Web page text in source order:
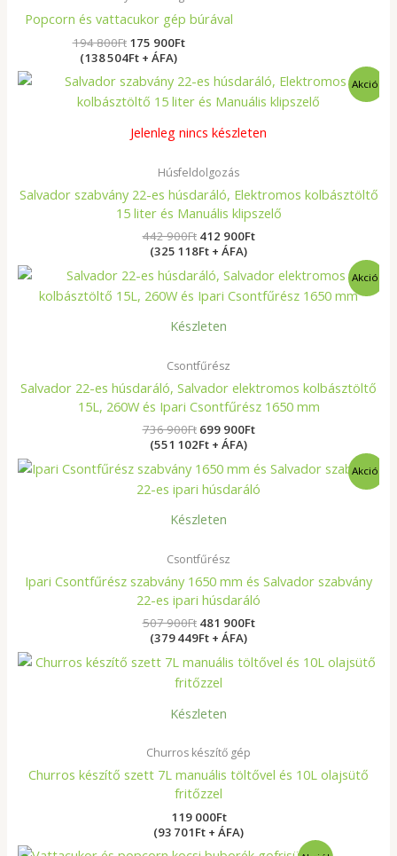
Popcorn és vattacukor gép búrával
194 800Ft 175 900Ft
(138 504Ft + ÁFA)
Akció!
Jelenleg nincs készleten
Húsfeldolgozás
Salvador szabvány 22-es húsdaráló, Elektromos kolbásztöltő
15 liter és Manuális klipszelő
442 900Ft
Original
was:
900Ft.
412 900Ft
Current
price
is:
900Ft.
(325 118Ft + ÁFA)
Akció!
Készleten
Csontfűrész
Salvador 22-es húsdaráló, Salvador elektromos kolbásztöltő
15L, 260W és Ipari Csontfűrész 1650 mm
736 900Ft
Original
price
was:
900Ft.
699 900Ft
Current
is:
(551 102Ft + ÁFA)
Akció!
Készleten
Csontfűrész
Ipari Csontfűrész szabvány 1650 mm és Salvador szabvány
22-es ipari húsdaráló
507 900Ft
Original
was:
900Ft.
481 900Ft
Current
is:
(379 449Ft + ÁFA)
Készleten
Churros készítő gép
Churros készítő szett 7L manuális töltővel és 10L olajsütő
fritőzzel
119 000Ft
(93 701Ft + ÁFA)
Original
Current